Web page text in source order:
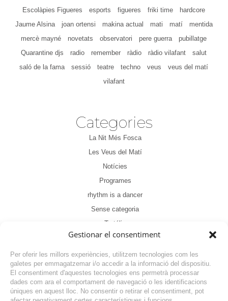
Gestionar el consentiment
Per oferir les millors experiències, utilitzem tecnologies com les
galetes per emmagatzemar i/o accedir a la informació del dispositiu.
El consentiment d'aquestes tecnologies ens permetrà processar
dades com ara el comportament de navegació o les identificacions
úniques en aquest lloc. No consentir o retirar el consentiment, pot
Escolàpies Figueres
esports figueres friki time
hardcore
Jaume Alsina
joan ortensi makina actual mati matí
mentida
mercè mayné
novetats observatori pere guerra
pubillatge
Quarantine djs
radio remember ràdio ràdio vilafant
salut
saló de la fama
sessió teatre techno veus
veus del matí
vilafant
Categories
La Nit Més Fosca
Les Veus del Matí
Notícies
Programes
rhythm is a dancer
Sense categoria
Tertúlia
NOTÍCIA ANTERIOR